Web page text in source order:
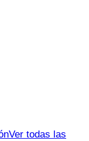
Ver todas las